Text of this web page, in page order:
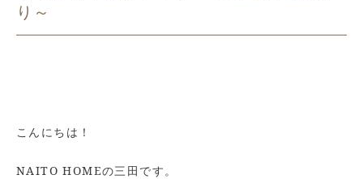
り～
こんにちは！
NAITO HOMEの三田です。